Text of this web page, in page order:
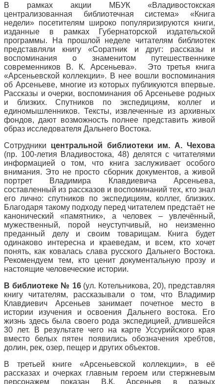
В рамках акции МБУК «Владивостокская
централизованная библиотечная система» «Книга
недели» посетителям широко популяризируются книги,
изданные в рамках Губернаторской издательской
программы. На прошлой неделе читателям библиотек
представляли книгу «Соратник и друг: рассказы и
воспоминания о знаменитом путешественнике
современников В. К. Арсеньева». Это третья книга
«Арсеньевской коллекции». В нее вошли воспоминания
об Арсеньеве, многие из которых публикуются впервые.
Рассказы и очерки, воспоминания об Арсеньеве родных
и близких. Спутников по экспедициям, коллег и
единомышленников. Тексты, извлеченные из архивных
фондов, дают возможность полнее представить живой
образ исследователя Дальнего Востока.
Сотрудники центральной библиотеки им. А. Чехова
(пр. 100-летия Владивостока, 48) делятся с читателями
информацией о том, что книга заслуживает особого
внимания. Это не просто сборник документов, а живой
портрет Владимира Клавдиевича Арсеньева,
составленный из рассказов и воспоминаний тех, кто знал
его лично: спутников по экспедициям, коллег, близких.
Благодаря такому подходу перед читателем предстаёт не
канонический «памятник», а человек – увлечённый,
мужественный, порой неуступчивый, но неизменно
преданный делу и своим товарищам. Книга будет
одинаково интересна и краеведам, и всем, кто хочет
понять, как ковалась слава русского Дальнего Востока.
Рекомендуем тем, кто ценит документальную прозу и
настоящие человеческие истории.
В библиотеке № 16(ул. Котельникова, 20), представляя
книгу читателям, рассказывали о том, что Владимир
Клавдиевич Арсеньев занимает почетное место в
истории изучения и освоения Дальнего востока. Его
жизнь здесь была своего рода экспедицией, длившейся
30 лет. В результате чего на карте Уссурийского края
вместо белых пятен появились обозначения хребтов,
долин, рек, озер, пещер и других объектов.
В третьей книге «Арсеньевской коллекции», в её
рассказах и очерках главным героем или стержневым
персонажем показан В.К. Арсеньев в разных